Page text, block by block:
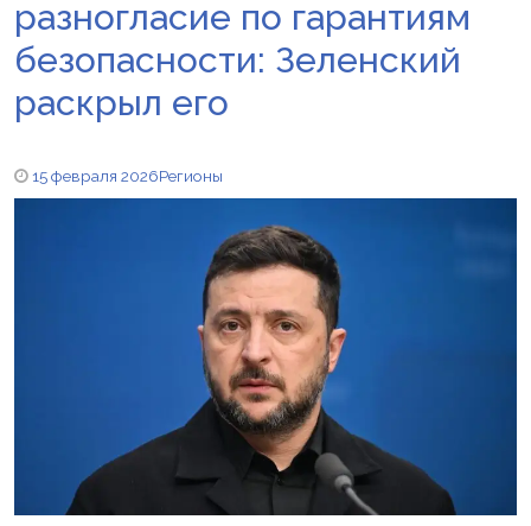
разногласие по гарантиям
безопасности: Зеленский
раскрыл его
15 февраля 2026Регионы